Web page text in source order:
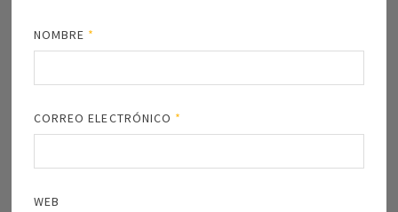
NOMBRE *
CORREO ELECTRÓNICO *
WEB